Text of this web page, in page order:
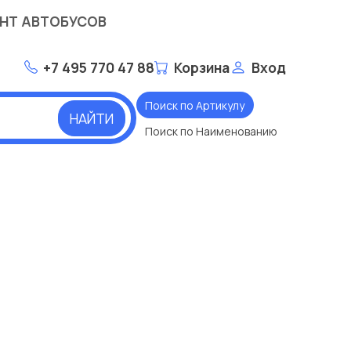
АВТОБУСОВ
+7 495 770 47 88 Корзина Вход
НАЙТИ
Поиск по Артикулу
Поиск по Наименованию